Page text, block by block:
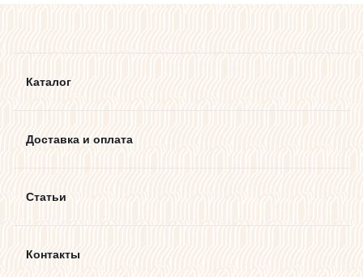
Каталог
Доставка и оплата
Статьи
Контакты